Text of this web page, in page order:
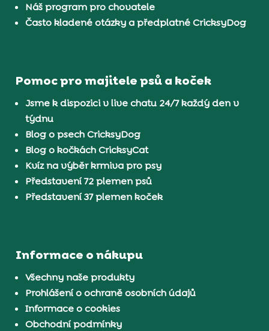
Náš program pro chovatele
Často kladené otázky a předplatné CricksyDog
Pomoc pro majitele psů a koček
Jsme k dispozici v live chatu 24/7 každý den v
týdnu
Blog o psech CricksyDog
Blog o kočkách CricksyCat
Kvíz na výběr krmiva pro psy
Představení 72 plemen psů
Představení 37 plemen koček
Informace o nákupu
Všechny naše produkty
Prohlášení o ochraně osobních údajů
Informace o cookies
Obchodní podmínky